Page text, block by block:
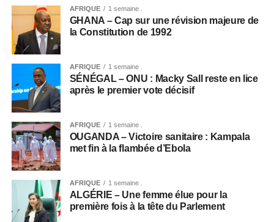
AFRIQUE 1 semaine .
GHANA – Cap sur une révision majeure de
la Constitution de 1992
AFRIQUE 1 semaine .
SÉNÉGAL – ONU : Macky Sall reste en lice
après le premier vote décisif
AFRIQUE 1 semaine .
OUGANDA – Victoire sanitaire : Kampala
met fin à la flambée d’Ebola
AFRIQUE 1 semaine .
ALGÉRIE – Une femme élue pour la
première fois à la tête du Parlement